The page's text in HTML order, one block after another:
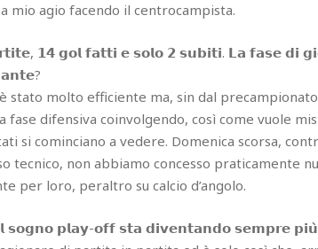
mio agio facendo il centrocampista.
𝟭𝟰 𝗴𝗼𝗹 𝗳𝗮𝘁𝘁𝗶 𝗲 𝘀𝗼𝗹𝗼 𝟮 𝘀𝘂𝗯𝗶𝘁𝗶. 𝗟𝗮 𝗳𝗮𝘀𝗲
stato molto efficiente ma, sin dal
fase difensiva coinvolgendo, così come vuole
si cominciano a vedere. Domenica scorsa,
tecnico, non abbiamo concesso praticamente
per loro, peraltro su calcio d’angolo.
𝘀𝗼𝗴𝗻𝗼 𝗽𝗹𝗮𝘆-𝗼𝗳𝗳 𝘀𝘁𝗮 𝗱𝗶𝘃𝗲𝗻𝘁𝗮𝗻𝗱𝗼 𝘀𝗲𝗺𝗽𝗿𝗲